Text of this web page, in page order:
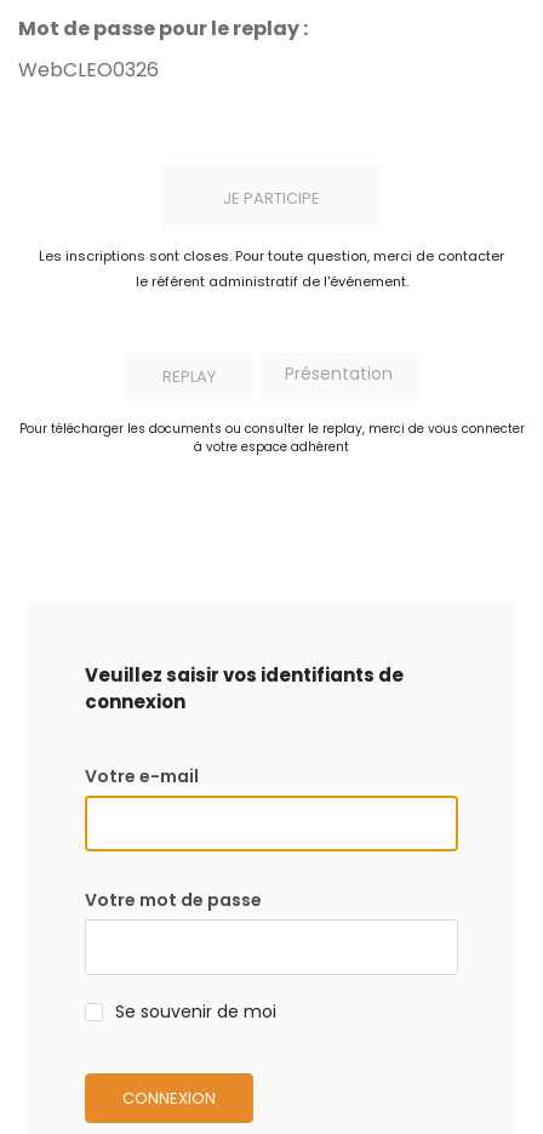
Mot de passe pour le replay :
WebCLEO0326
JE PARTICIPE
Les inscriptions sont closes. Pour toute question, merci de contacter
le référent administratif de l'événement.
REPLAY Présentation
Pour télécharger les documents ou consulter le replay, merci de vous connecter
à votre espace adhérent
Veuillez saisir vos identifiants de
connexion
Votre e-mail
Votre mot de passe
Se souvenir de moi
CONNEXION